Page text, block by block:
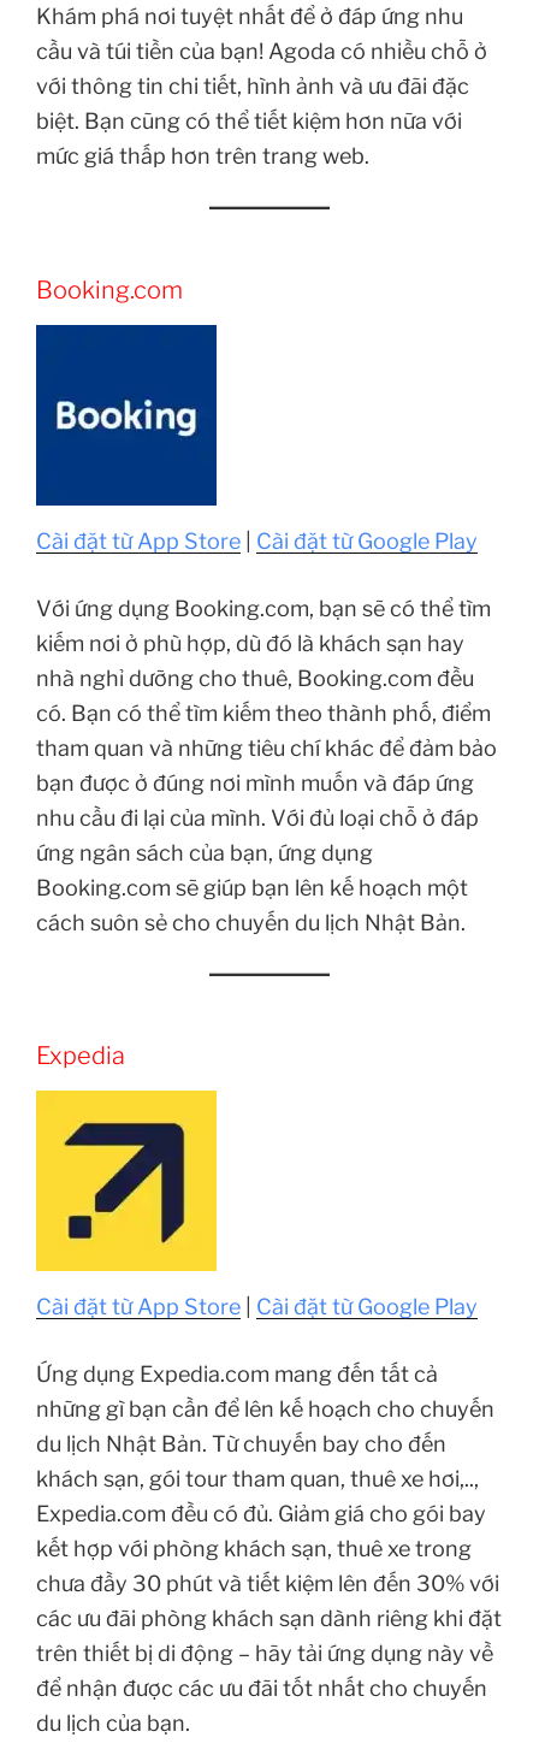
Khám phá nơi tuyệt nhất để ở đáp ứng nhu
cầu và túi tiền của bạn! Agoda có nhiều chỗ ở
với thông tin chi tiết, hình ảnh và ưu đãi đặc
biệt. Bạn cũng có thể tiết kiệm hơn nữa với
mức giá thấp hơn trên trang web.
Booking.com
Cài đặt từ App Store Cài đặt từ Google Play
Với ứng dụng Booking.com, bạn sẽ có thể tìm
kiếm nơi ở phù hợp, dù đó là khách sạn hay
nhà nghỉ dưỡng cho thuê, Booking.com đều
có. Bạn có thể tìm kiếm theo thành phố, điểm
tham quan và những tiêu chí khác để đảm bảo
bạn được ở đúng nơi mình muốn và đáp ứng
nhu cầu đi lại của mình. Với đủ loại chỗ ở đáp
ứng ngân sách của bạn, ứng dụng
Booking.com sẽ giúp bạn lên kế hoạch một
cách suôn sẻ cho chuyến du lịch Nhật Bản.
Expedia
Cài đặt từ App Store Cài đặt từ Google Play
Ứng dụng Expedia.com mang đến tất cả
những gì bạn cần để lên kế hoạch cho chuyến
du lịch Nhật Bản. Từ chuyến bay cho đến
khách sạn, gói tour tham quan, thuê xe hơi,..,
Expedia.com đều có đủ. Giảm giá cho gói bay
kết hợp với phòng khách sạn, thuê xe trong
chưa đầy 30 phút và tiết kiệm lên đến 30% với
các ưu đãi phòng khách sạn dành riêng khi đặt
trên thiết bị di động – hãy tải ứng dụng này về
để nhận được các ưu đãi tốt nhất cho chuyến
du lịch của bạn.